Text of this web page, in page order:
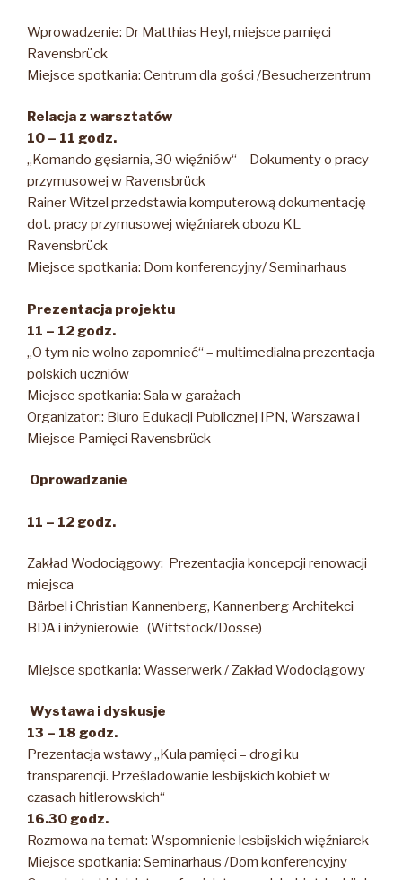
Wprowadzenie: Dr Matthias Heyl, miejsce pamięci
Ravensbrück
Miejsce spotkania: Centrum dla gości /Besucherzentrum
Relacja z warsztatów
10 – 11 godz.
„Komando gęsiarnia, 30 więźniów“ – Dokumenty o pracy
przymusowej w Ravensbrück
Rainer Witzel przedstawia komputerową dokumentację
dot. pracy przymusowej więźniarek obozu KL
Ravensbrück
Miejsce spotkania: Dom konferencyjny/ Seminarhaus
Prezentacja projektu
11 – 12 godz.
„O tym nie wolno zapomnieć“ – multimedialna prezentacja
polskich uczniów
Miejsce spotkania: Sala w garażach
Organizator:: Biuro Edukacji Publicznej IPN, Warszawa i
Miejsce Pamięci Ravensbrück
Oprowadzanie
11 – 12 godz.
Zakład Wodociągowy: Prezentacjia koncepcji renowacji
miejsca
Bärbel i Christian Kannenberg, Kannenberg Architekci
BDA i inżynierowie (Wittstock/Dosse)
Miejsce spotkania: Wasserwerk / Zakład Wodociągowy
Wystawa i dyskusje
13 – 18 godz.
Prezentacja wstawy „Kula pamięci – drogi ku
transparencji. Prześladowanie lesbijskich kobiet w
czasach hitlerowskich“
16.30 godz.
Rozmowa na temat: Wspomnienie lesbijskich więźniarek
Miejsce spotkania: Seminarhaus /Dom konferencyjny